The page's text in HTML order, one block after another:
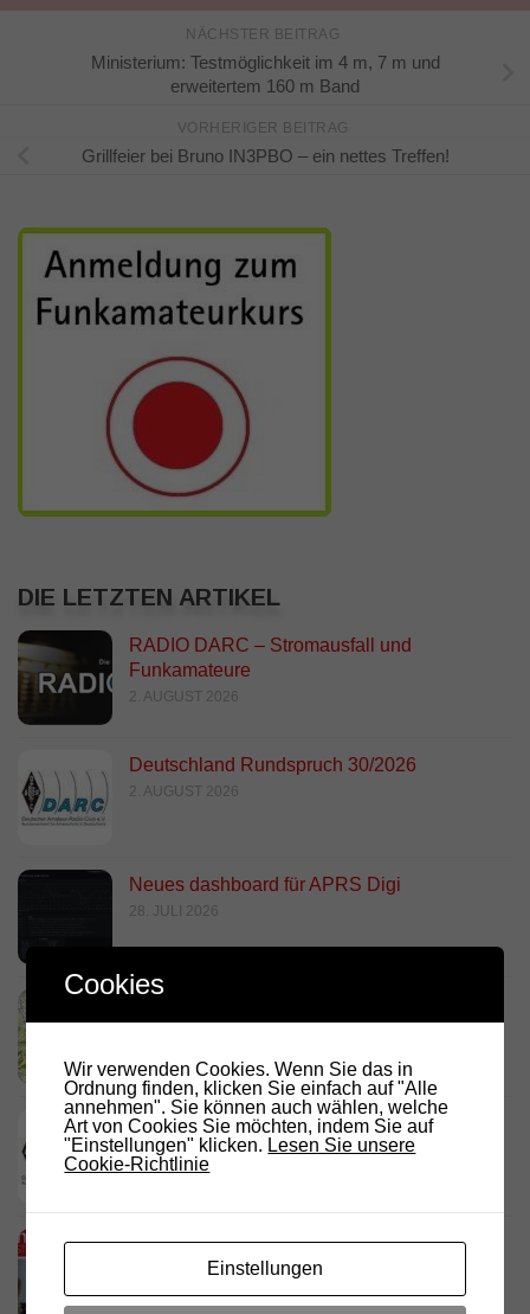
NÄCHSTER BEITRAG
Ministerium: Testmöglichkeit im 4 m, 7 m und
erweitertem 160 m Band
VORHERIGER BEITRAG
Grillfeier bei Bruno IN3PBO – ein nettes Treffen!
DIE LETZTEN ARTIKEL
RADIO DARC – Stromausfall und
Funkamateure
2. AUGUST 2026
Deutschland Rundspruch 30/2026
2. AUGUST 2026
Neues dashboard für APRS Digi
28. JULI 2026
Standort
DARC Rundspruch 29/2026
23. JULI 2026
D.R.C. in den Medien – Meraner
Stadtanzeiger
18. JULI 2026
Cookies
Wir verwenden Cookies. Wenn Sie das in
Ordnung finden, klicken Sie einfach auf "Alle
annehmen". Sie können auch wählen, welche
Art von Cookies Sie möchten, indem Sie auf
"Einstellungen" klicken. Lesen Sie unsere
Cookie-Richtlinie
Einstellungen